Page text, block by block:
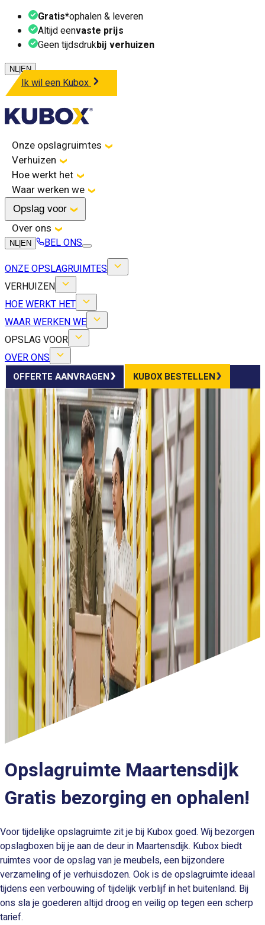
Gratis*ophalen & leveren
Altijd eenvaste prijs
Geen tijdsdrukbij verhuizen
NL EN
Ik wil een Kubox
Onze opslagruimtes
Verhuizen
Hoe werkt het
Waar werken we
Opslag voor
Over ons
NL EN
BEL ONS
ONZE OPSLAGRUIMTES
VERHUIZEN
HOE WERKT HET
WAAR WERKEN WE
OPSLAG VOOR
OVER ONS
OFFERTE AANVRAGEN KUBOX BESTELLEN
Opslagruimte Maartensdijk
Gratis bezorging en ophalen!
Voor tijdelijke opslagruimte zit je bij Kubox goed. Wij bezorgen
opslagboxen bij je aan de deur in Maartensdijk. Kubox biedt
ruimtes voor de opslag van je meubels, een bijzondere
verzameling of je verhuisdozen. Ook is de opslagruimte ideaal
tijdens een verbouwing of tijdelijk verblijf in het buitenland. Bij
ons sla je goederen altijd droog en veilig op tegen een scherp
tarief.